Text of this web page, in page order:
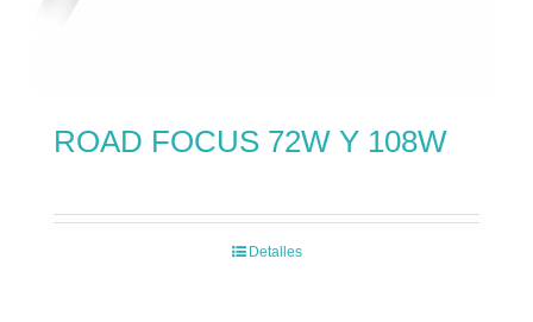
ROAD FOCUS 72W Y 108W
Detalles